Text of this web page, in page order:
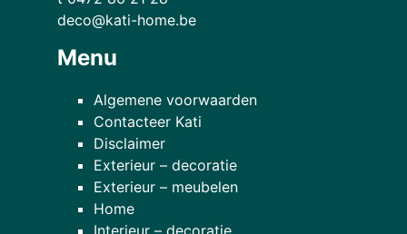
deco@kati-home.be
Menu
Algemene voorwaarden
Contacteer Kati
Disclaimer
Exterieur – decoratie
Exterieur – meubelen
Home